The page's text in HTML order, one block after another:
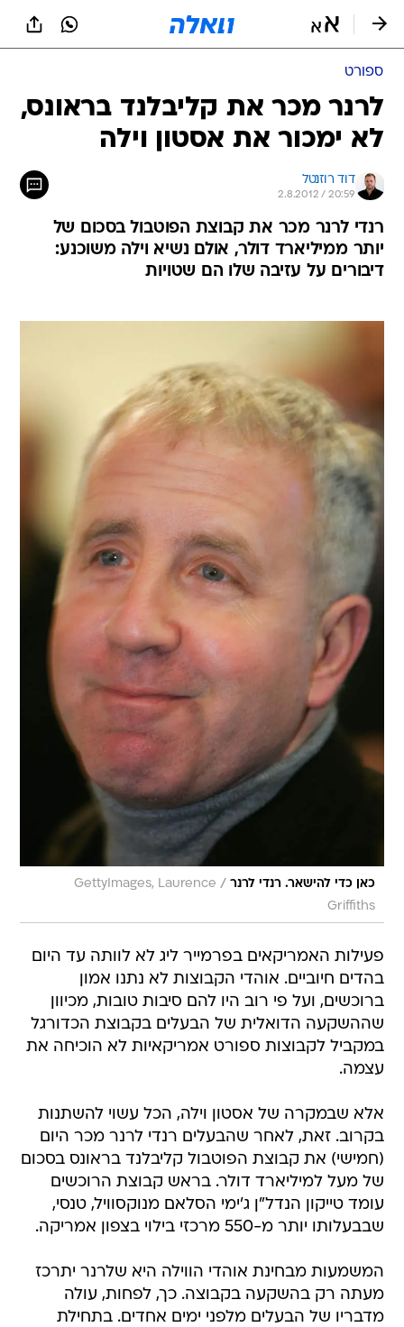
ספורט
לרנר מכר את קליבלנד בראונס,
לא ימכור את אסטון וילה
דוד רוזנטל
2.8.2012 / 20:59
רנדי לרנר מכר את קבוצת הפוטבול בסכום של
יותר ממיליארד דולר, אולם נשיא וילה משוכנע:
דיבורים על עזיבה שלו הם שטויות
כאן כדי להישאר. רנדי לרנר /
GettyImages, Laurence
Griffiths
פעילות האמריקאים בפרמייר ליג לא לוותה עד היום
בהדים חיוביים. אוהדי הקבוצות לא נתנו אמון
ברוכשים, ועל פי רוב היו להם סיבות טובות, מכיוון
שההשקעה הדואלית של הבעלים בקבוצת הכדורגל
במקביל לקבוצות ספורט אמריקאיות לא הוכיחה את
עצמה.
אלא שבמקרה של אסטון וילה, הכל עשוי להשתנות
בקרוב. זאת, לאחר שהבעלים רנדי לרנר מכר היום
(חמישי) את קבוצת הפוטבול קליבלנד בראונס בסכום
של מעל למיליארד דולר. בראש קבוצת הרוכשים
עומד טייקון הנדל"ן ג'ימי הסלאם מנוקסוויל, טנסי,
שבבעלותו יותר מ-550 מרכזי בילוי בצפון אמריקה.
המשמעות מבחינת אוהדי הווילה היא שלרנר יתרכז
מעתה רק בהשקעה בקבוצה. כך, לפחות, עולה
מדבריו של הבעלים מלפני ימים אחדים. בתחילת